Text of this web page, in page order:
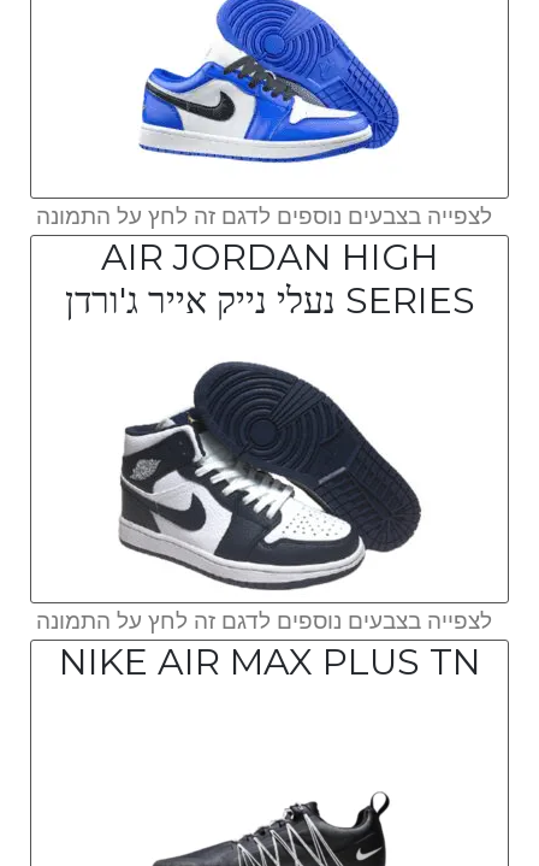
לצפייה בצבעים נוספים לדגם זה לחץ על התמונה
AIR JORDAN HIGH
SERIES נעלי נייק אייר ג'ורדן
לצפייה בצבעים נוספים לדגם זה לחץ על התמונה
NIKE AIR MAX PLUS TN